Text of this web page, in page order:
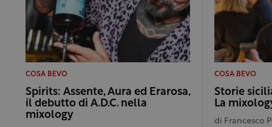
COSA BEVO
Spirits: Assente, Aura ed Erarosa,
il debutto di A.D.C. nella
mixology
COSA BEVO
Storie
La
di Francesco